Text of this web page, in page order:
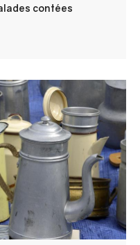
contées
fabrication dans le